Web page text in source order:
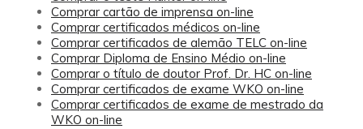
Comprar cartão de imprensa on-line
Comprar certificados médicos on-line
Comprar certificados de alemão TELC on-line
Comprar Diploma de Ensino Médio on-line
Comprar o título de doutor Prof. Dr. HC on-line
Comprar certificados de exame WKO on-line
Comprar certificados de exame de mestrado da
WKO on-line